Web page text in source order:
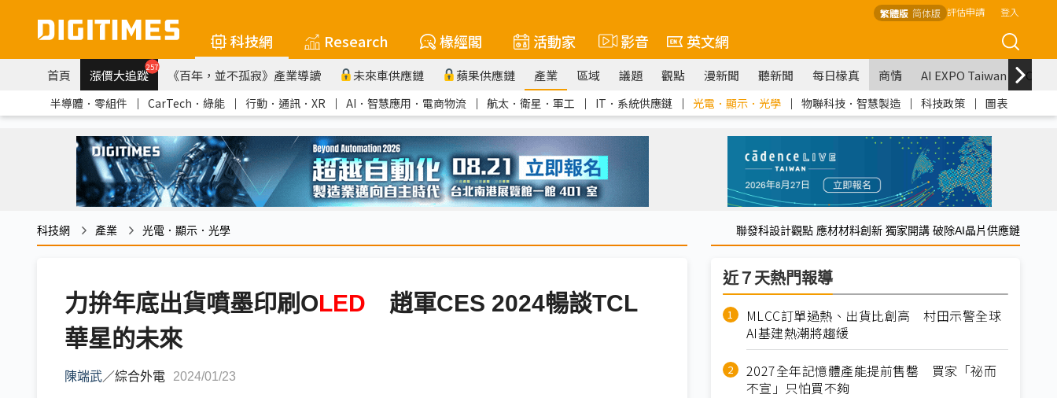
繁體版 简体版 評估申請 登入
科技網 Research 椽經閣 活動家 影音 英文網
首頁 漲價大追蹤257 《百年，並不孤寂》產業導讀 未來車供應鏈 蘋果供應鏈 產業 區域 議題 觀點 漫新聞 聽新聞 每日椽真 商情 AI EXPO Taiwan
半導體．零組件 ｜ CarTech．綠能 ｜ 行動．通訊．XR ｜ AI．智慧應用．電商物流 ｜ 航太．衛星．軍工 ｜ IT．系統供應鏈 ｜ 光電．顯示．光學 ｜ 物聯科技．智慧製造 ｜ 科技政策 ｜ 圖表
科技網 產業 光電．顯示．光學 聯發科設計觀點 應材材料創新 獨家開講 破除AI晶片供應鏈
力拚年底出貨噴墨印刷OLED 趙軍CES 2024暢談TCL
華星的未來
陳端武／綜合外電 2024/01/23
近７天熱門報導
MLCC訂單過熱、出貨比創高 村田示警全球
AI基建熱潮將趨緩
2027全年記憶體產能提前售罄 買家「祕而
不宣」只怕買不夠